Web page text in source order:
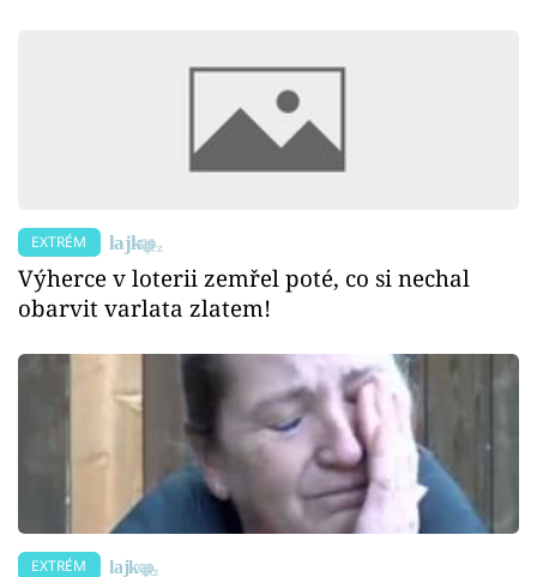
EXTRÉM
Výherce v loterii zemřel poté, co si nechal
obarvit varlata zlatem!
EXTRÉM